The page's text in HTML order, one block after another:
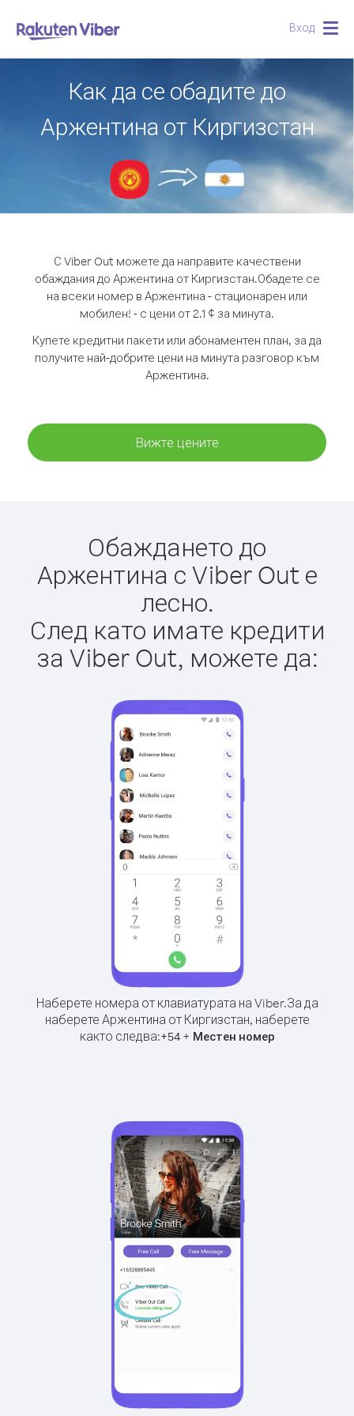
Вход
Как да се обадите до
Аржентина от Киргизстан
С Viber Out можете да направите качествени
обаждания до Аржентина от Киргизстан.Обадете се
на всеки номер в Аржентина - стационарен или
мобилен! - с цени от 2.1 ¢ за минута.
Купете кредитни пакети или абонаментен план, за да
получите най-добрите цени на минута разговор към
Аржентина.
Вижте цените
Обаждането до
Аржентина с Viber Out е
лесно.
След като имате кредити
за Viber Out, можете да:
Наберете номера от клавиатурата на Viber.За да
наберете Аржентина от Киргизстан, наберете
както следва:+54+ Местен номер